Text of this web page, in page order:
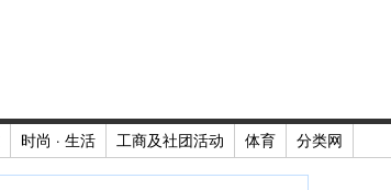
时尚 · 生活 工商及社团活动 体育 分类网